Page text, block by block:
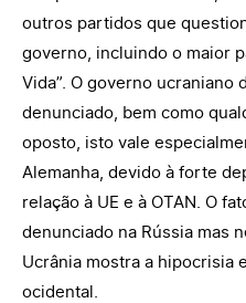
outros partidos que
governo, incluindo o maior
Vida”. O governo ucraniano
denunciado, bem como
oposto, isto vale
Alemanha, devido à forte
relação à UE e à OTAN. O
denunciado na Rússia mas
Ucrânia mostra a hipocrisia
ocidental.